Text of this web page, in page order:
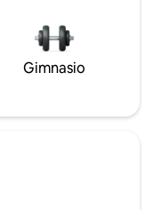
Gimnasio